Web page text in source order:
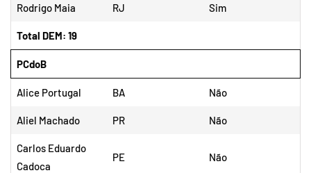
Rodrigo Maia RJ Sim
Total DEM: 19
PCdoB
Alice Portugal BA Não
Aliel Machado PR Não
Carlos Eduardo
Cadoca
PE Não